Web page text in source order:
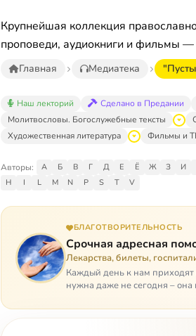
Крупнейшая коллекция
проповеди, аудиокниги и фильмы
Главная Медиатека
Наш лекторий Сделано в Предании
Молитвословы. Богослужебные тексты
Художественная литература
Фильмы и
Авторы: А Б В Г Д Е Ё Ж З И
H
I L M N P S T V
БЛАГОТВОРИТЕЛЬНОСТЬ
Срочная адресная
Лекарства, билеты,
Каждый день к нам приходят
нужна даже не сегодня – она